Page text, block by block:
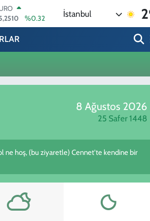
%0.32
%-14
İstanbul
8 Ağustos 2026
25 Safer 1448
ne hoş, (bu ziyaretle) Cennet'te kendine bir